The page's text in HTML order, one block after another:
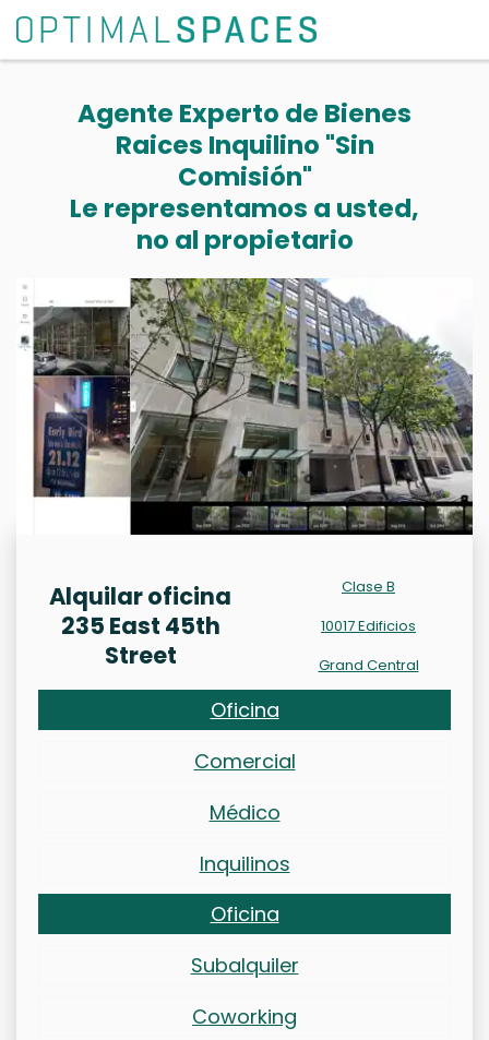
Agente Experto de Bienes
Raices Inquilino "Sin
Comisión"
Le representamos a usted,
no al propietario
Alquilar oficina
235 East 45th
Street
Clase B
10017 Edificios
Grand Central
Oficina
Comercial
Médico
Inquilinos
Oficina
Subalquiler
Coworking